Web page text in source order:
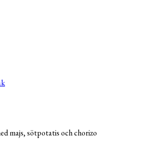
majs, sötpotatis och chorizo